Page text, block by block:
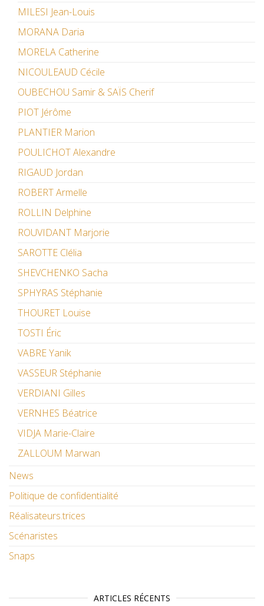
MILESI Jean-Louis
MORANA Daria
MORELA Catherine
NICOULEAUD Cécile
OUBECHOU Samir & SAÏS Cherif
PIOT Jérôme
PLANTIER Marion
POULICHOT Alexandre
RIGAUD Jordan
ROBERT Armelle
ROLLIN Delphine
ROUVIDANT Marjorie
SAROTTE Clélia
SHEVCHENKO Sacha
SPHYRAS Stéphanie
THOURET Louise
TOSTI Éric
VABRE Yanik
VASSEUR Stéphanie
VERDIANI Gilles
VERNHES Béatrice
VIDJA Marie-Claire
ZALLOUM Marwan
News
Politique de confidentialité
Réalisateurs.trices
Scénaristes
Snaps
ARTICLES RÉCENTS